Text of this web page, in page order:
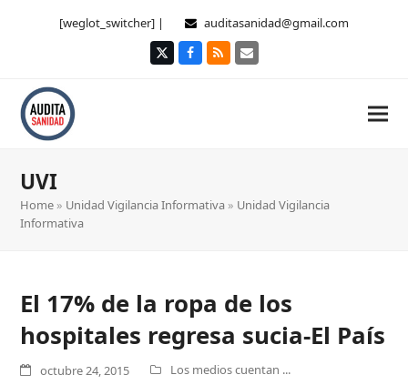
[weglot_switcher] | auditasanidad@gmail.com
TwitterFacebook
RSS Correo
UVI
Home » Unidad Vigilancia Informativa » Unidad Vigilancia
Informativa
El 17% de la ropa de los
hospitales regresa sucia-El País
octubre 24, 2015 Los medios cuentan ...